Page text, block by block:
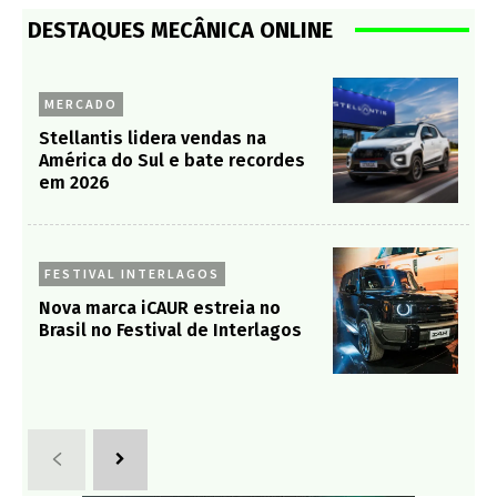
DESTAQUES MECÂNICA ONLINE
MERCADO
Stellantis lidera vendas na
América do Sul e bate recordes
em 2026
FESTIVAL INTERLAGOS
Nova marca iCAUR estreia no
Brasil no Festival de Interlagos